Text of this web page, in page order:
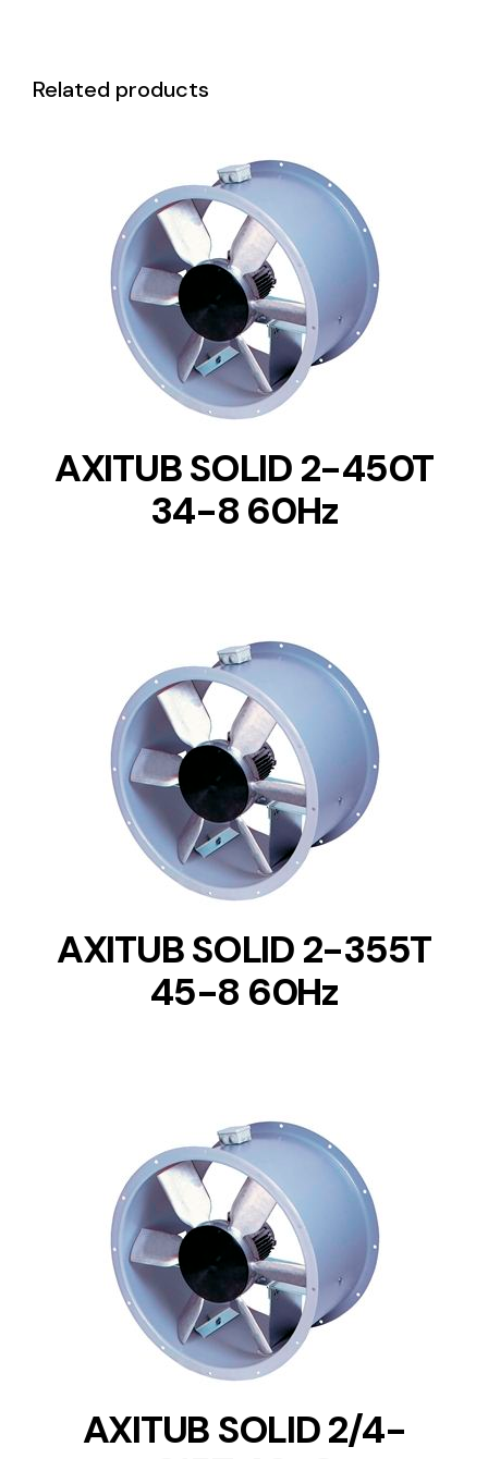
Related products
DETAILS
AXITUB SOLID 2-450T
34-8 60Hz
DETAILS
AXITUB SOLID 2-355T
45-8 60Hz
DETAILS
AXITUB SOLID 2/4-